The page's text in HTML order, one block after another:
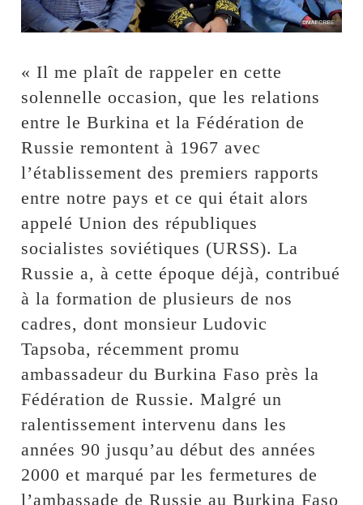
« Il me plaît de rappeler en cette
solennelle occasion, que les relations
entre le Burkina et la Fédération de
Russie remontent à 1967 avec
l’établissement des premiers rapports
entre notre pays et ce qui était alors
appelé Union des républiques
socialistes soviétiques (URSS). La
Russie a, à cette époque déjà, contribué
à la formation de plusieurs de nos
cadres, dont monsieur Ludovic
Tapsoba, récemment promu
ambassadeur du Burkina Faso près la
Fédération de Russie. Malgré un
ralentissement intervenu dans les
années 90 jusqu’au début des années
2000 et marqué par les fermetures de
l’ambassade de Russie au Burkina Faso